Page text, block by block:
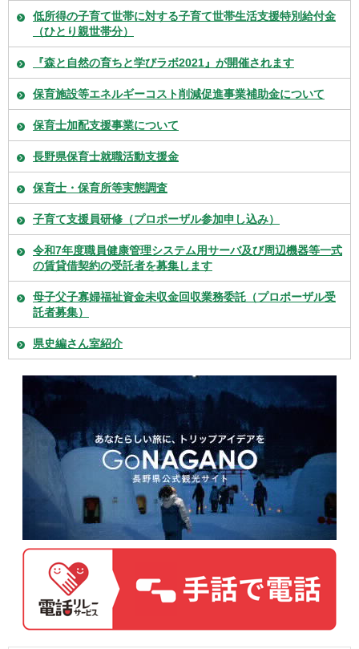
低所得の子育て世帯に対する子育て世帯生活支援特別給付金
（ひとり親世帯分）
『森と自然の育ちと学びラボ2021』が開催されます
保育施設等エネルギーコスト削減促進事業補助金について
保育士加配支援事業について
長野県保育士就職活動支援金
保育士・保育所等実態調査
子育て支援員研修（プロポーザル参加申し込み）
令和7年度職員健康管理システム用サーバ及び周辺機器等一式
の賃貸借契約の受託者を募集します
母子父子寡婦福祉資金未収金回収業務委託（プロポーザル受
託者募集）
県史編さん室紹介